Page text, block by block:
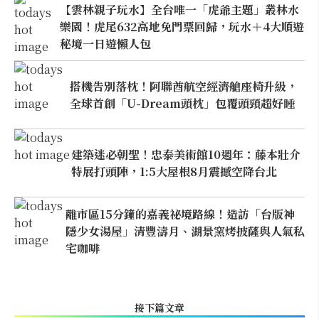
【雲林親子玩水】全台唯一「虎爺主題」叢林水
樂園！虎尾632高地免門票回歸，玩水＋4大順遊
秘境一日遊懶人包
搭機告別落枕！阿聯酋航空經濟艙座椅升級，
全球首創「U-Dream頭枕」包覆頭頸超好睡
建築迷必朝聖！忠泰美術館10週年：藤本壯介
特展打頭陣，1:5大屋根8月震撼空降台北
離市區15分鐘的嘉義祕境路線！造訪「台版神
隱少女湯屋」清豐濤月、湖景窯烤披薩與人氣私
宅咖啡
接下篇文章